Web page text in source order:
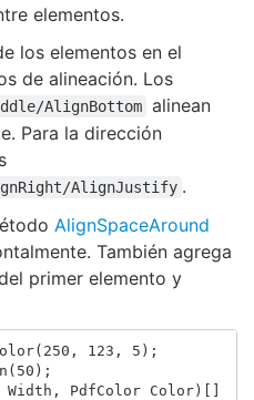
elementos.
los elementos en el
de alineación. Los
AlignBottom alinean
Para la dirección
AlignJustify .
AlignSpaceAround
También agrega
primer elemento y
( 250 , 123 , 5 );
( 50 );
Width , PdfColor Color)[]